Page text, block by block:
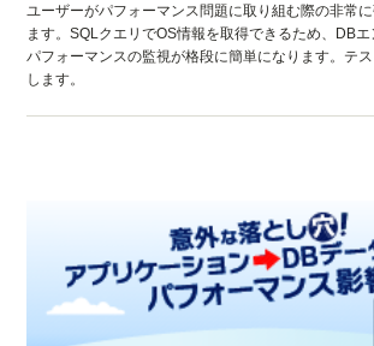
ユーザーがパフォーマンス問題に取り組む際の非常
ます。SQLクエリでOS情報を取得できるため、DB
パフォーマンスの監視が格段に簡単になります。テ
します。